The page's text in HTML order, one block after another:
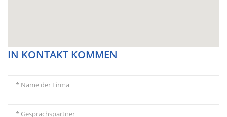
IN KONTAKT KOMMEN